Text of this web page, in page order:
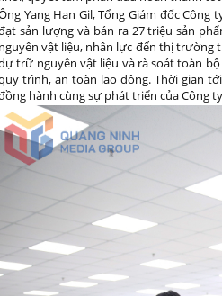
Yang Han Gil, Tổng Giám đốc
sản lượng và bán ra 27 triệu sản
nguyên vật liệu, nhân lực đến thị trường
trữ nguyên vật liệu và rà soát toàn
trình, an toàn lao động. Thời gian
hành cùng sự phát triển của Công